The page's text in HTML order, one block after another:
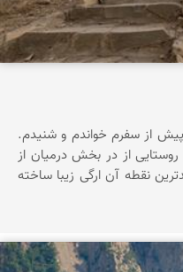
از سفرم خواندم و شنیدم.
از در بخش درمیان از
نقطه آن ارگی زیبا ساخته